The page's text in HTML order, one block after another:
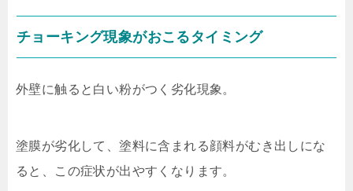
チョーキング現象がおこるタイミング
外壁に触ると白い粉がつく劣化現象。
塗膜が劣化して、塗料に含まれる顔料がむき出しにな
ると、この症状が出やすくなります。